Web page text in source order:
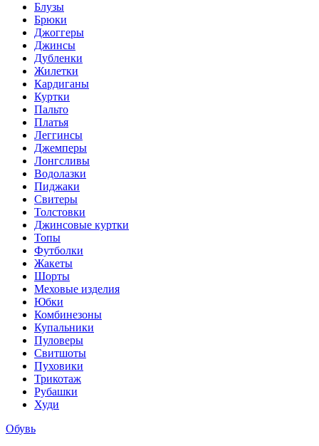
Блузы
Брюки
Джоггеры
Джинсы
Дубленки
Жилетки
Кардиганы
Куртки
Пальто
Платья
Леггинсы
Джемперы
Лонгсливы
Водолазки
Пиджаки
Свитеры
Толстовки
Джинсовые куртки
Топы
Футболки
Жакеты
Шорты
Меховые изделия
Юбки
Комбинезоны
Купальники
Пуловеры
Свитшоты
Пуховики
Трикотаж
Рубашки
Худи
Обувь